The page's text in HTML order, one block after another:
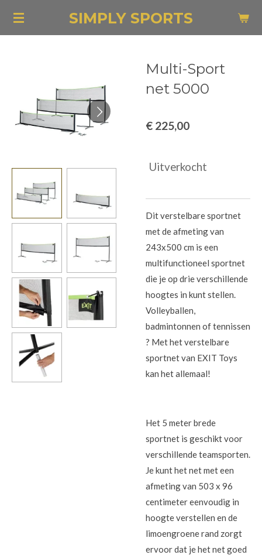
Ga
SIMPLY SPORTS
Multi-Sport
net 5000
€ 225,00
Uitverkocht
Dit verstelbare sportnet
met de afmeting van
243x500 cm is een
multifunctioneel sportnet
die je op drie verschillende
hoogtes in kunt stellen.
Volleyballen,
badmintonnen of tennissen
? Met het verstelbare
sportnet van EXIT Toys
kan het allemaal!
Het 5 meter brede
sportnet is geschikt voor
verschillende teamsporten.
Je kunt het net met een
afmeting van 503 x 96
centimeter eenvoudig in
hoogte verstellen en de
limoengroene rand zorgt
ervoor dat je het net goed